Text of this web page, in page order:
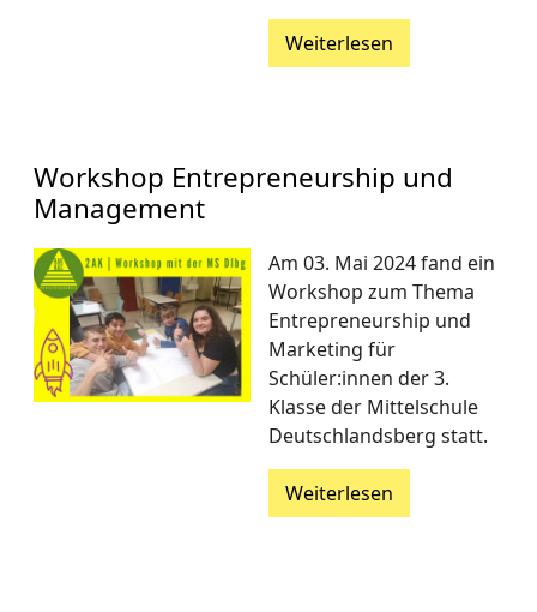
Weiterlesen
Workshop Entrepreneurship und
Management
Am 03. Mai 2024 fand ein
Workshop zum Thema
Entrepreneurship und
Marketing für
Schüler:innen der 3.
Klasse der Mittelschule
Deutschlandsberg statt.
Weiterlesen